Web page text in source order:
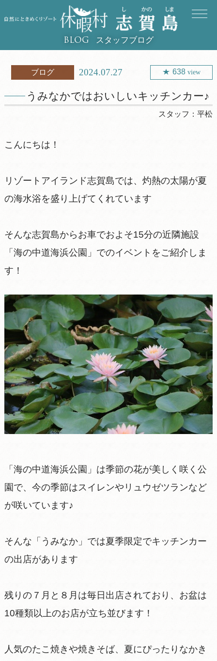
BLOG スタッフブログ
ブログ 2024.07.27 638 view
うみなかではおいしいキッチンカー♪
スタッフ：平松
こんにちは！
リゾートアイランド志賀島では、灼熱の太陽が夏
の海水浴を盛り上げてくれています
そんな志賀島からお車でおよそ15分の近隣施設
「海の中道海浜公園」でのイベントをご紹介しま
す！
「海の中道海浜公園」は季節の花が美しく咲く公
園で、今の季節はスイレンやリュウゼツランなど
が咲いています♪
そんな「うみなか」では夏季限定でキッチンカー
の出店があります
残りの７月と８月は毎日出店されており、お盆は
10種類以上のお店が立ち並びます！
人気のたこ焼きや焼きそば、夏にぴったりなかき